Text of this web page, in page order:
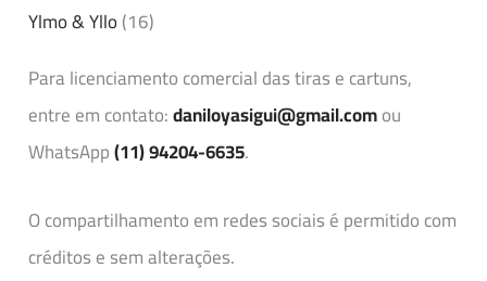
Ylmo & Yllo(16)
Para licenciamento comercial das tiras e cartuns,
entre em contato:daniloyasigui@gmail.comou
WhatsApp(11) 94204-6635.
O compartilhamento em redes sociais é permitido com
créditos e sem alterações.